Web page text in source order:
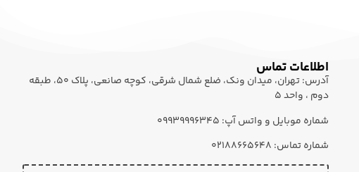
اطلاعات تماس
آدرس: تهران، میدان ونک، ضلع شمال شرقی، کوچه صانعی، پلاک 50، طبقه
دوم ، واحد 5
شماره موبایل و واتس آپ: ۰۹۹۳۹۹۹۶۳۴۵
شماره تماس: 02188665648